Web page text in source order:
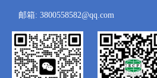
邮箱: 3800558582@qq.com